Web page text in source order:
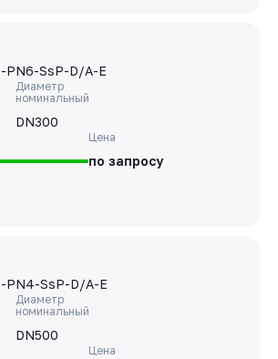
PN6-SsP-D/A-E
Диаметр
номинальный
DN300
Цена
по запросу
PN4-SsP-D/A-E
Диаметр
номинальный
DN500
Цена